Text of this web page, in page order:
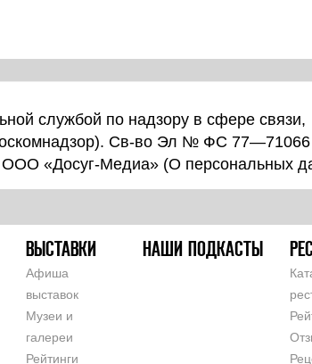
службой по надзору в сфере связи,
Св-во Эл № ФС 77—71066
ООО «Досуг-Медиа» (О персональных
ВЫСТАВКИ
Афиша
выставок
Музеи и
галереи
Рейтинги
НАШИ ПОДКАСТЫ